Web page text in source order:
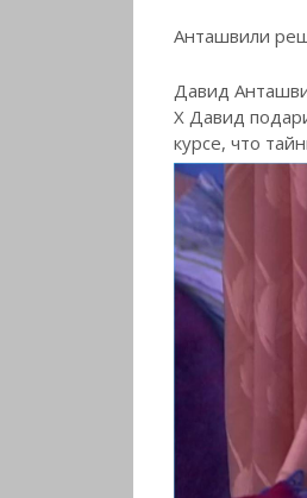
Анташвили
Давид
Х Давид
курсе, что